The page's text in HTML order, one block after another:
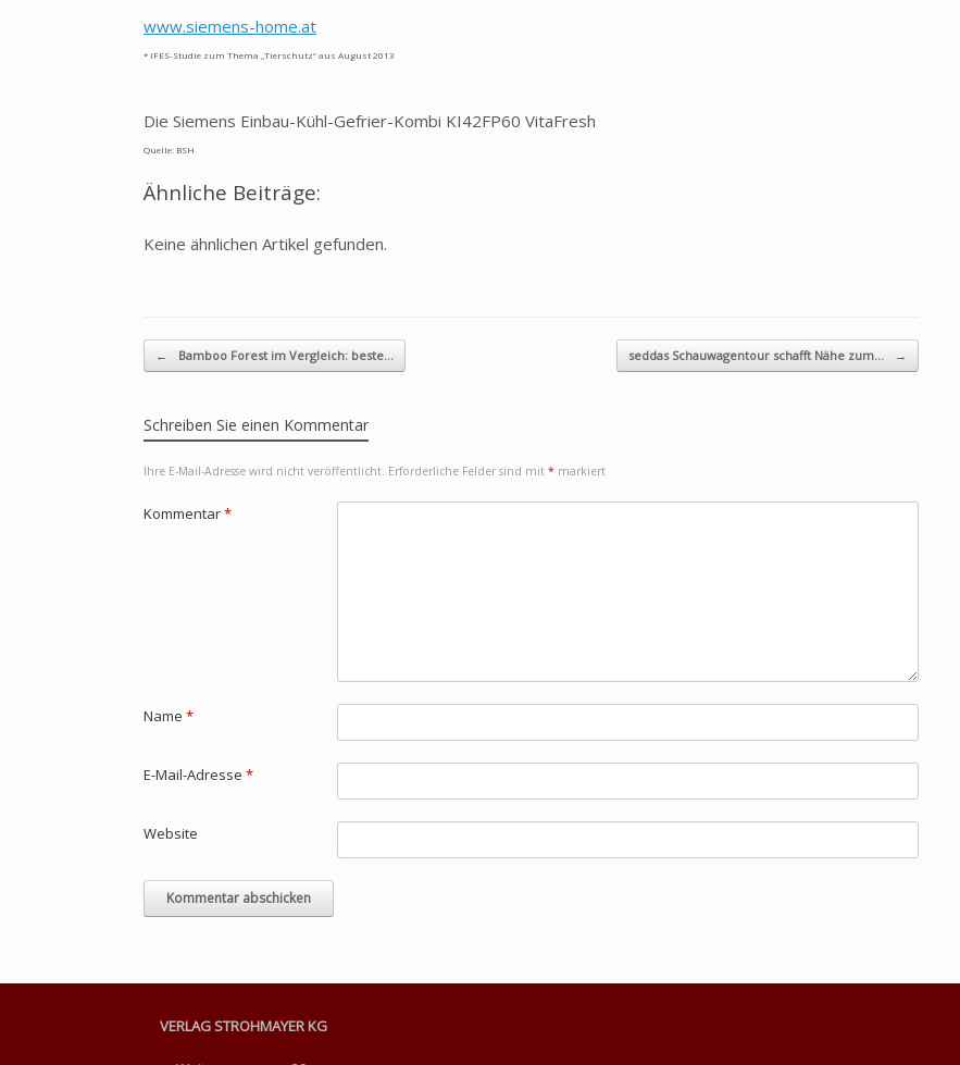
www.siemens-home.at
* IFES-Studie zum Thema „Tierschutz“ aus August 2013
Die Siemens Einbau-Kühl-Gefrier-Kombi KI42FP60 VitaFresh
Quelle: BSH
Ähnliche Beiträge:
Keine ähnlichen Artikel gefunden.
Beitragsnavigation
← Bamboo Forest im Vergleich: beste… seddas Schauwagentour schafft Nähe zum… →
Schreiben Sie einen Kommentar
Ihre E-Mail-Adresse wird nicht veröffentlicht. Erforderliche Felder sind mit * markiert
Kommentar*
Name *
E-Mail-Adresse *
Website
VERLAG STROHMAYER KG